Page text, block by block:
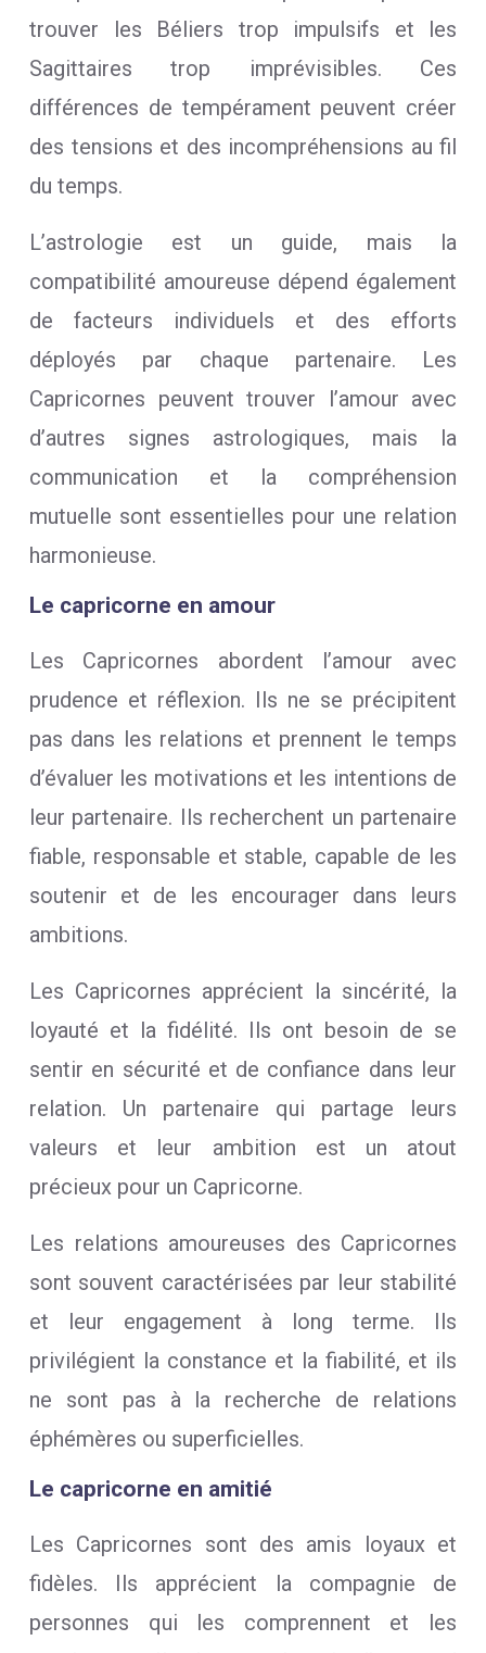
trouver les Béliers trop impulsifs et les
Sagittaires trop imprévisibles. Ces
différences de tempérament peuvent créer
des tensions et des incompréhensions au fil
du temps.
L’astrologie est un guide, mais la
compatibilité amoureuse dépend également
de facteurs individuels et des efforts
déployés par chaque partenaire. Les
Capricornes peuvent trouver l’amour avec
d’autres signes astrologiques, mais la
communication et la compréhension
mutuelle sont essentielles pour une relation
harmonieuse.
Le capricorne en amour
Les Capricornes abordent l’amour avec
prudence et réflexion. Ils ne se précipitent
pas dans les relations et prennent le temps
d’évaluer les motivations et les intentions de
leur partenaire. Ils recherchent un partenaire
fiable, responsable et stable, capable de les
soutenir et de les encourager dans leurs
ambitions.
Les Capricornes apprécient la sincérité, la
loyauté et la fidélité. Ils ont besoin de se
sentir en sécurité et de confiance dans leur
relation. Un partenaire qui partage leurs
valeurs et leur ambition est un atout
précieux pour un Capricorne.
Les relations amoureuses des Capricornes
sont souvent caractérisées par leur stabilité
et leur engagement à long terme. Ils
privilégient la constance et la fiabilité, et ils
ne sont pas à la recherche de relations
éphémères ou superficielles.
Le capricorne en amitié
Les Capricornes sont des amis loyaux et
fidèles. Ils apprécient la compagnie de
personnes qui les comprennent et les